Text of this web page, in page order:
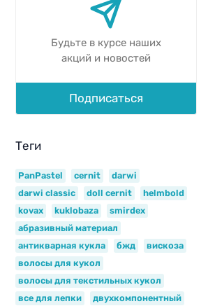
Будьте в курсе наших
акций и новостей
Подписаться
Теги
PanPastel cernit
darwi
darwi classic
doll cernit
helmbold
kovax
kuklobaza
smirdex
абразивный материал
антикварная кукла
бжд
вискоза
волосы для кукол
волосы для текстильных кукол
все для лепки
двухкомпонентный